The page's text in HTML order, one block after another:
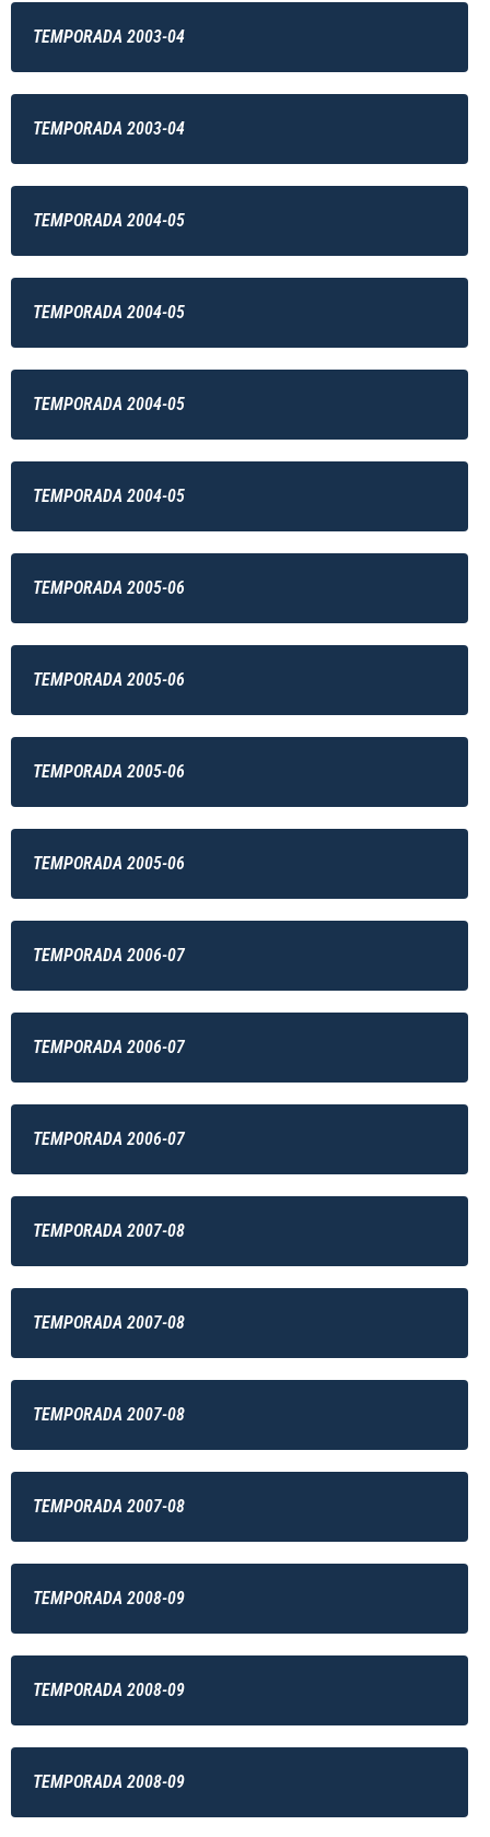
TEMPORADA 2003-04
TEMPORADA 2003-04
TEMPORADA 2004-05
TEMPORADA 2004-05
TEMPORADA 2004-05
TEMPORADA 2004-05
TEMPORADA 2005-06
TEMPORADA 2005-06
TEMPORADA 2005-06
TEMPORADA 2005-06
TEMPORADA 2006-07
TEMPORADA 2006-07
TEMPORADA 2006-07
TEMPORADA 2007-08
TEMPORADA 2007-08
TEMPORADA 2007-08
TEMPORADA 2007-08
TEMPORADA 2008-09
TEMPORADA 2008-09
TEMPORADA 2008-09